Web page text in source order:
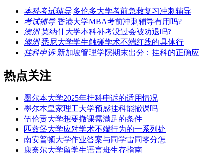
本科考试辅导 多伦多大学考前急救复习冲刺辅导
考试辅导 香港大学MBA考前冲刺辅导有用吗?
澳洲 莫纳什大学本科补考没过会被劝退吗?
澳洲 悉尼大学学生触碰学术不端红线的具体行
挂科申诉 新加坡管理学院期末出分：挂科的正确应
热点关注
墨尔本大学2025年挂科申诉的适用情况
墨尔本皇家理工大学预感挂科能撤课吗
伍伦贡大学想要撤课需满足的条件
匹兹堡大学应对学术不端行为的一系列处
南安普顿大学作业答案与同学雷同零分怎
康奈尔大学留学生语言班生存指南